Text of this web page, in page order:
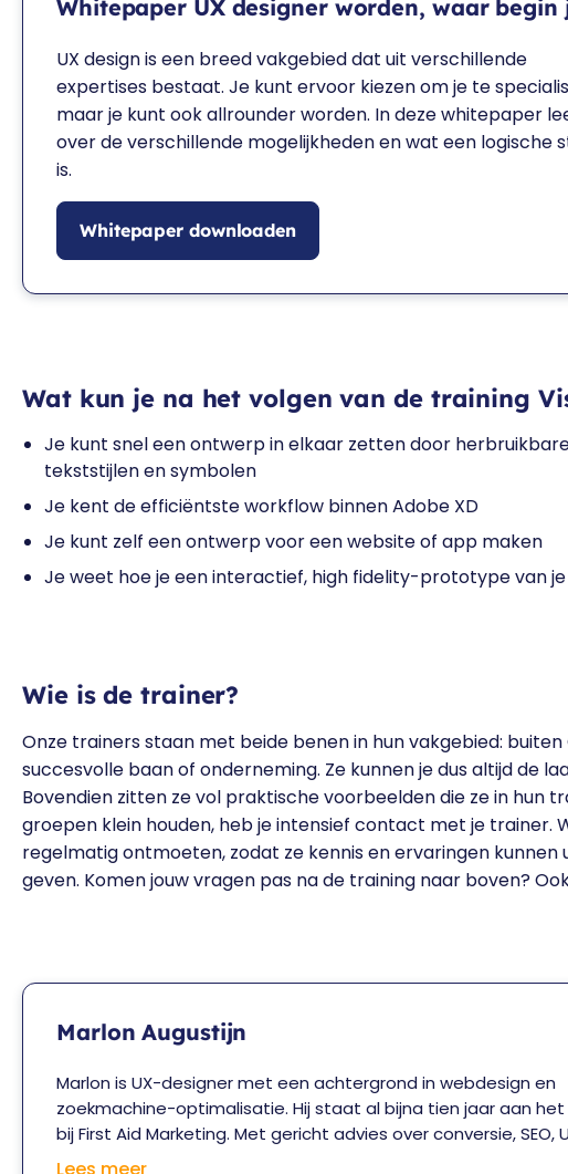
Whitepaper UX designer worden, waar begin
UX design is een breed vakgebied dat uit verschillende
expertises bestaat. Je kunt ervoor kiezen om je te
maar je kunt ook allrounder worden. In deze whitepaper
over de verschillende mogelijkheden en wat een logische
is.
Whitepaper downloaden
Wat kun je na het volgen van de training
Je kunt snel een ontwerp in elkaar zetten door
tekststijlen en symbolen
Je kent de efficiëntste workflow binnen Adobe XD
Je kunt zelf een ontwerp voor een website of app maken
Je weet hoe je een interactief, high fidelity-prototype van
Wie is de trainer?
Onze trainers staan met beide benen in hun vakgebied:
succesvolle baan of onderneming. Ze kunnen je dus altijd de
Bovendien zitten ze vol praktische voorbeelden die ze in hun
groepen klein houden, heb je intensief contact met je trainer.
regelmatig ontmoeten, zodat ze kennis en ervaringen
geven. Komen jouw vragen pas na de training naar boven?
Marlon Augustijn
Marlon is UX-designer met een achtergrond in webdesign en
zoekmachine-optimalisatie. Hij staat al bijna tien jaar aan
bij First Aid Marketing. Met gericht advies over conversie, SEO,
visual design helpt hij organisaties en ondernemers online te